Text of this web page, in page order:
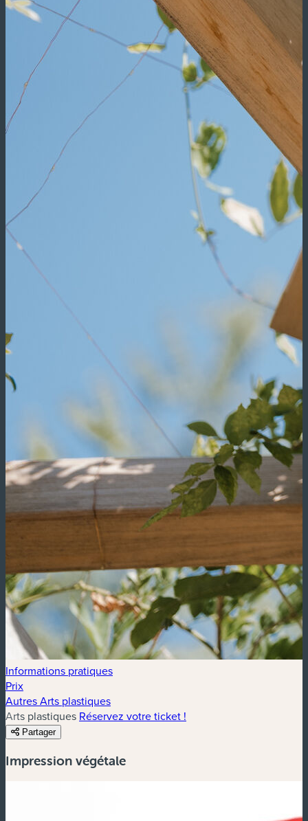
Informations pratiques
Prix
Autres Arts plastiques
Arts plastiques Réservez votre ticket !
Partager
Impression végétale